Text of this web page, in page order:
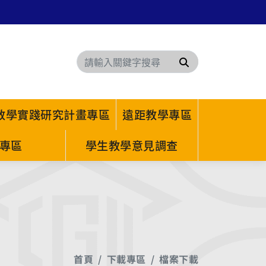
搜尋
學實踐研究計畫專區
遠距教學專區
區 學生教學意見調查
首頁 下載專區 檔案下載